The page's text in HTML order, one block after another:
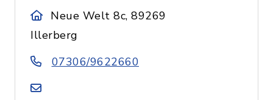
Neue Welt 8c, 89269
Illerberg
07306/9622660